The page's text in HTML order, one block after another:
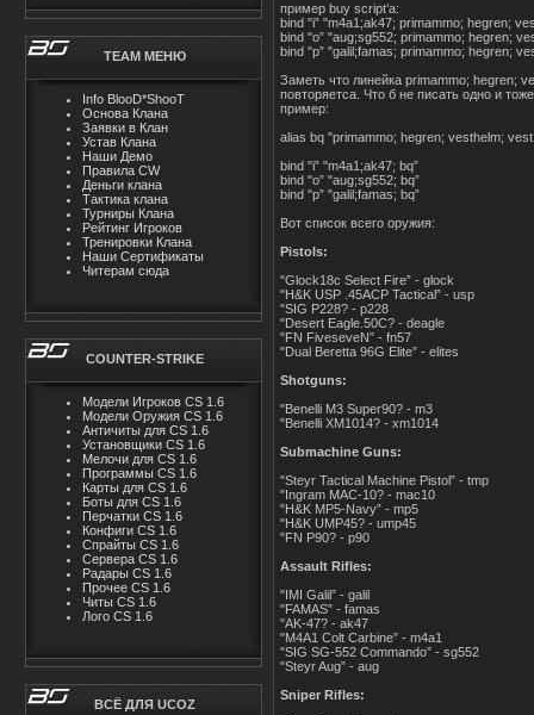
TEAM MЕНЮ
Info BlooD*ShooT
Основа Клана
Заявки в Клан
Устав Клана
Наши Демо
Правила CW
Деньги клана
Тактика клана
Турниры Клана
Рейтинг Игроков
Тренировки Клана
Наши Сертификаты
Читерам сюда
COUNTER-STRIKE
Модели Игроков CS 1.6
Модели Оружия CS 1.6
Античиты для CS 1.6
Установщики CS 1.6
Мелочи для CS 1.6
Программы CS 1.6
Карты для CS 1.6
Боты для CS 1.6
Перчатки CS 1.6
Конфиги CS 1.6
Спрайты CS 1.6
Сервера CS 1.6
Радары CS 1.6
Прочее CS 1.6
Читы CS 1.6
Лого CS 1.6
ВСЁ ДЛЯ UCOZ
пример buy script’a:
bind "i” "m4a1;ak47; primammo; hegren;
bind "o” "aug;sg552; primammo; hegren;
bind "p” "galil;famas; primammo; hegren;
Заметь что линейка primammo; hegren;
повторяетса. Что б не писать одно и
пример:
alias bq "primammo; hegren; vesthelm;
bind "i” "m4a1;ak47; bq”
bind "o” "aug;sg552; bq”
bind "p” "galil;famas; bq”
Вот список всего оружия:
Pistols:
"Glock18c Select Fire” - glock
"H&K USP .45ACP Tactical” - usp
"SIG P228? - p228
"Desert Eagle.50C? - deagle
"FN FiveseveN” - fn57
"Dual Beretta 96G Elite” - elites
Shotguns:
"Benelli M3 Super90? - m3
"Benelli XM1014? - xm1014
Submachine Guns:
"Steyr Tactical Machine Pistol” - tmp
"Ingram MAC-10? - mac10
"H&K MP5-Navy” - mp5
"H&K UMP45? - ump45
"FN P90? - p90
Assault Rifles:
"IMI Galil” - galil
"FAMAS” - famas
"AK-47? - ak47
"M4A1 Colt Carbine” - m4a1
"SIG SG-552 Commando” - sg552
"Steyr Aug” - aug
Sniper Rifles: